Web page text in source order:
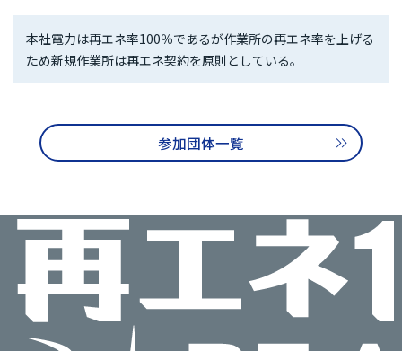
本社電力は再エネ率100％であるが作業所の再エネ率を上げる
ため新規作業所は再エネ契約を原則としている。
参加団体一覧